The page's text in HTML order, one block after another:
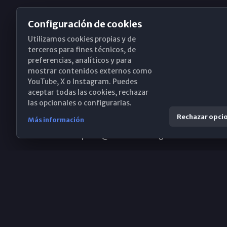
Obispado de Málaga
Santa María, 18-20. 29015 Málaga
(+34) 952 224 386
Configuración de cookies
Utilizamos cookies propias y de
terceros para fines técnicos, de
preferencias, analíticos y para
mostrar contenidos externos como
YouTube, X o Instagram. Puedes
aceptar todas las cookies, rechazar
las opcionales o configurarlas.
Más información Rechazar